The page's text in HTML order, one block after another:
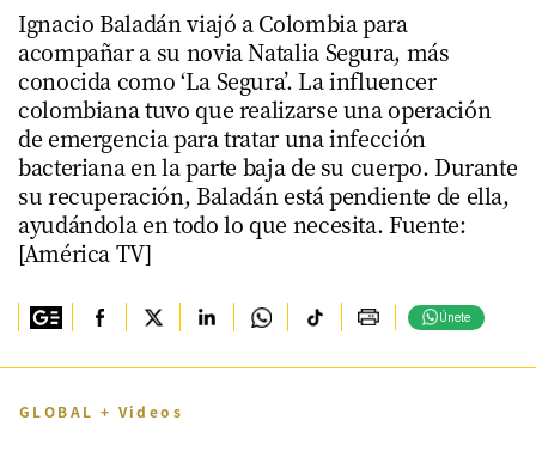
Ignacio Baladán viajó a Colombia para
acompañar a su novia Natalia Segura, más
conocida como ‘La Segura’. La influencer
colombiana tuvo que realizarse una operación
de emergencia para tratar una infección
bacteriana en la parte baja de su cuerpo. Durante
su recuperación, Baladán está pendiente de ella,
ayudándola en todo lo que necesita. Fuente:
[América TV]
Únete
GLOBAL + Videos